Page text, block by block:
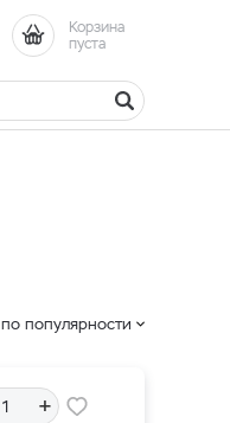
Корзина
пуста
по популярности
+